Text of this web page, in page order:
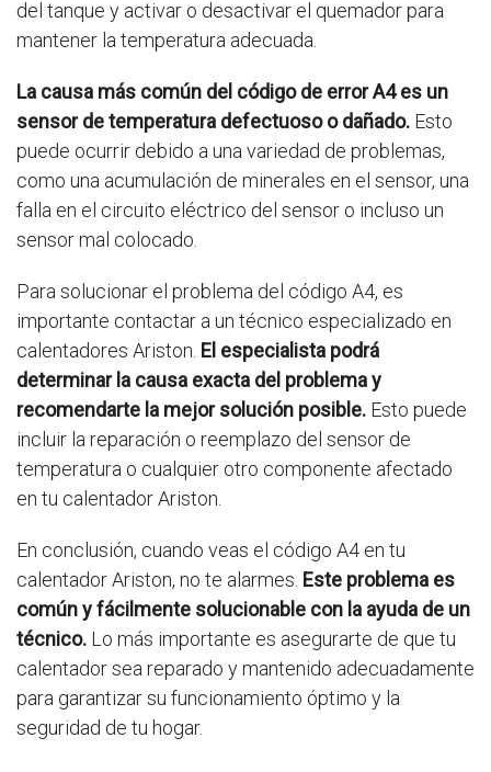
del tanque y activar o desactivar el quemador para
mantener la temperatura adecuada.
La causa más común del código de error A4 es un
sensor de temperatura defectuoso o dañado. Esto
puede ocurrir debido a una variedad de problemas,
como una acumulación de minerales en el sensor, una
falla en el circuito eléctrico del sensor o incluso un
sensor mal colocado.
Para solucionar el problema del código A4, es
importante contactar a un técnico especializado en
calentadores Ariston. El especialista podrá
determinar la causa exacta del problema y
recomendarte la mejor solución posible. Esto puede
incluir la reparación o reemplazo del sensor de
temperatura o cualquier otro componente afectado
en tu calentador Ariston.
En conclusión, cuando veas el código A4 en tu
calentador Ariston, no te alarmes. Este problema es
común y fácilmente solucionable con la ayuda de un
técnico. Lo más importante es asegurarte de que tu
calentador sea reparado y mantenido adecuadamente
para garantizar su funcionamiento óptimo y la
seguridad de tu hogar.